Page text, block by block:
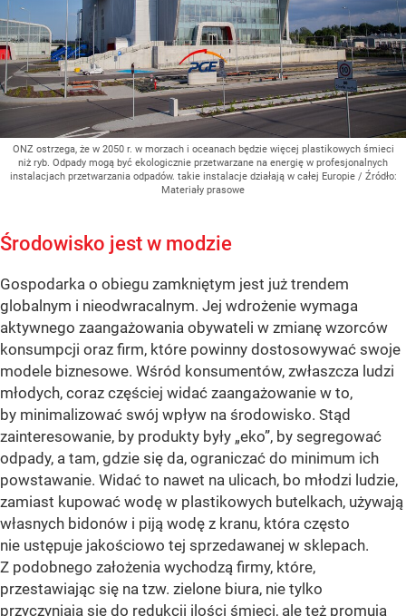
ONZ ostrzega, że w 2050 r. w morzach i oceanach będzie więcej plastikowych śmieci
niż ryb. Odpady mogą być ekologicznie przetwarzane na energię w profesjonalnych
instalacjach przetwarzania odpadów. takie instalacje działają w całej Europie / Źródło:
Materiały prasowe
Środowisko jest w modzie
Gospodarka o obiegu zamkniętym jest już trendem
globalnym i nieodwracalnym. Jej wdrożenie wymaga
aktywnego zaangażowania obywateli w zmianę wzorców
konsumpcji oraz firm, które powinny dostosowywać swoje
modele biznesowe. Wśród konsumentów, zwłaszcza ludzi
młodych, coraz częściej widać zaangażowanie w to,
by minimalizować swój wpływ na środowisko. Stąd
zainteresowanie, by produkty były „eko”, by segregować
odpady, a tam, gdzie się da, ograniczać do minimum ich
powstawanie. Widać to nawet na ulicach, bo młodzi ludzie,
zamiast kupować wodę w plastikowych butelkach, używają
własnych bidonów i piją wodę z kranu, która często
nie ustępuje jakościowo tej sprzedawanej w sklepach.
Z podobnego założenia wychodzą firmy, które,
przestawiając się na tzw. zielone biura, nie tylko
przyczyniają się do redukcji ilości śmieci, ale też promują